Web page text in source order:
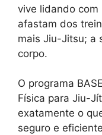
vive lidando com
afastam dos
mais Jiu-Jitsu; a
corpo.
O programa
Física para Jiu-
exatamente o
seguro e